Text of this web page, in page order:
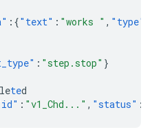
:{"text" : "works " , "type"
: "step.stop" }
ted
: "v1_Chd..." , "status" :